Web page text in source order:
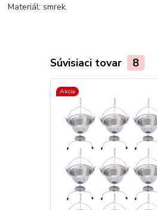
Materiál: smrek.
Súvisiaci tovar 8
Akcia